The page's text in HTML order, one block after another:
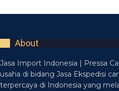
About
Jasa Import Indonesia | Pressa
usaha di bidang Jasa Ekspedisi
terpercaya di Indonesia yang